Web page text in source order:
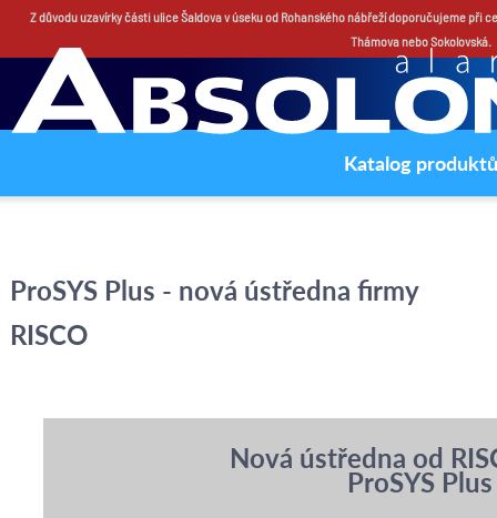
Z důvodu uzavírky části ulice Šaldova v úseku od Rohanského nábřeží doporučujeme při
Thámova nebo Sokolovská.
Katalog produktů
ProSYS Plus - nová ústředna firmy
RISCO
Nová ústředna od
ProSYS Plus